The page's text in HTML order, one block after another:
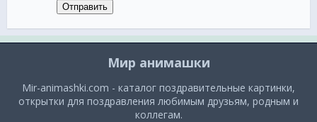
Отправить
Мир анимашки
Mir-animashki.com - каталог поздравительные картинки,
открытки для поздравления любимым друзьям, родным и
коллегам.